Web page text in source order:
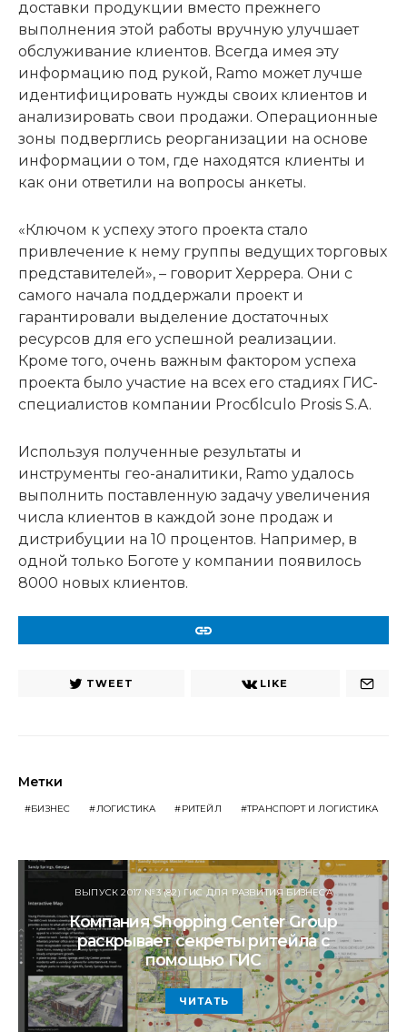
доставки продукции вместо прежнего
выполнения этой работы вручную улучшает
обслуживание клиентов. Всегда имея эту
информацию под рукой, Ramo может лучше
идентифицировать нужды своих клиентов и
анализировать свои продажи. Операционные
зоны подверглись реорганизации на основе
информации о том, где находятся клиенты и
как они ответили на вопросы анкеты.
«Ключом к успеху этого проекта стало
привлечение к нему группы ведущих торговых
представителей», – говорит Херрера. Они с
самого начала поддержали проект и
гарантировали выделение достаточных
ресурсов для его успешной реализации.
Кроме того, очень важным фактором успеха
проекта было участие на всех его стадиях ГИС-
специалистов компании Procбlculo Prosis S.A.
Используя полученные результаты и
инструменты гео-аналитики, Ramo удалось
выполнить поставленную задачу увеличения
числа клиентов в каждой зоне продаж и
дистрибуции на 10 процентов. Например, в
одной только Боготе у компании появилось
8000 новых клиентов.
TWEET LIKE
Метки
БИЗНЕС ЛОГИСТИКА РИТЕЙЛ ТРАНСПОРТ И ЛОГИСТИКА
ВЫПУСК 2017 №3 (82) ГИС ДЛЯ РАЗВИТИЯ БИЗНЕСА
Компания Shopping Center Group
раскрывает секреты ритейла с
помощью ГИС
ЧИТАТЬ